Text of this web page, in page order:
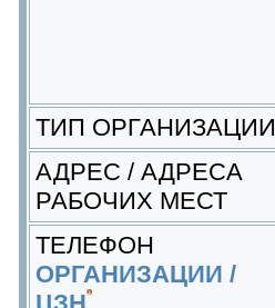
ТИП ОРГАНИЗАЦИИ
АДРЕС / АДРЕСА
РАБОЧИХ МЕСТ
ТЕЛЕФОН
ОРГАНИЗАЦИИ /